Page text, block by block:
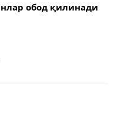
обод қилинади